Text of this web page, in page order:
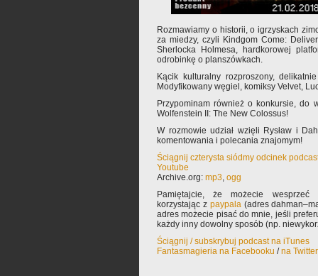
Rozmawiamy o historii, o igrzyskach
za miedzy, czyli Kindgom Come:
Sherlocka Holmesa, hardkorowej
odrobinkę o planszówkach.
Kącik kulturalny rozproszony,
Modyfikowany węgiel, komiksy Velvet,
Przypominam również o konkursie, do
Wolfenstein II: The New Colossus!
W rozmowie udział wzięli Rysław i
komentowania i polecania znajomym!
Ściągnij czterysta siódmy odcinek
Youtube
Archive.org: mp3, ogg
Pamiętajcie, że możecie wesprzeć
korzystając z paypala(adres
adres możecie pisać do mnie, jeśli
każdy inny dowolny sposób (np.
Ściągnij / subskrybuj podcast na iTunes
Fantasmagieria na Facebooku /na